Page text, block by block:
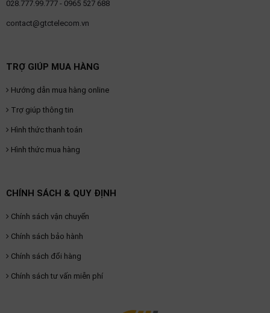
028.777.99.777 - 0965 527 688
contact@gtctelecom.vn
TRỢ GIÚP MUA HÀNG
Hướng dẫn mua hàng online
Trợ giúp thông tin
Hình thức thanh toán
Hình thức mua hàng
CHÍNH SÁCH & QUY ĐỊNH
Chính sách vận chuyển
Chính sách bảo hành
Chính sách đổi hàng
Chính sách tư vấn miễn phí